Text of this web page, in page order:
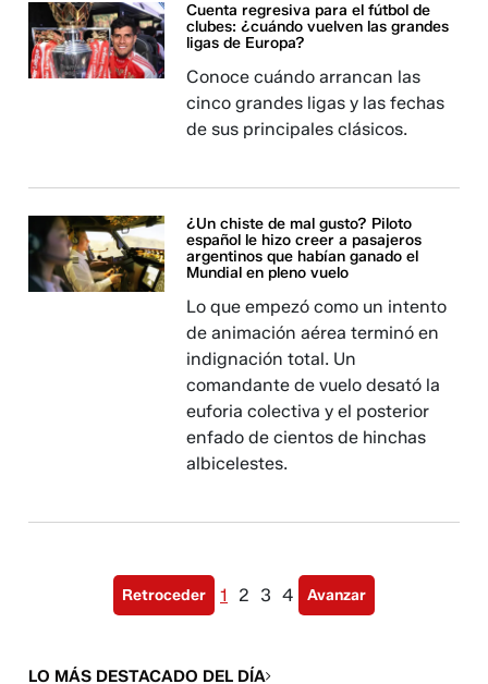
Cuenta regresiva para el fútbol de
clubes: ¿cuándo vuelven las grandes
ligas de Europa?
Conoce cuándo arrancan las
cinco grandes ligas y las fechas
de sus principales clásicos.
¿Un chiste de mal gusto? Piloto
español le hizo creer a pasajeros
argentinos que habían ganado el
Mundial en pleno vuelo
Lo que empezó como un intento
de animación aérea terminó en
indignación total. Un
comandante de vuelo desató la
euforia colectiva y el posterior
enfado de cientos de hinchas
albicelestes.
Retroceder 1 2 3 4 Avanzar
LO MÁS DESTACADO DEL DÍA